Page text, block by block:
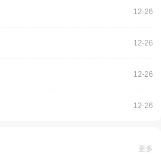
12-26
12-26
12-26
12-26
更多